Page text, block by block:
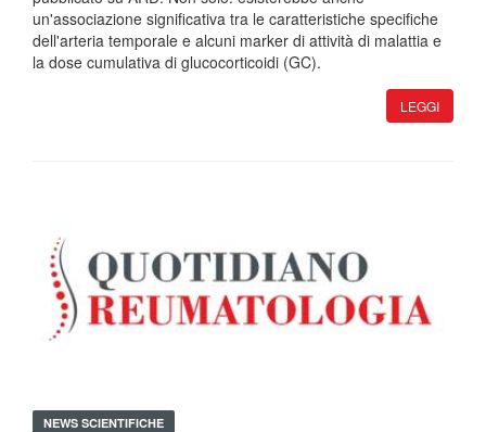
un'associazione significativa tra le caratteristiche specifiche
dell'arteria temporale e alcuni marker di attività di malattia e
la dose cumulativa di glucocorticoidi (GC).
LEGGI
NEWS SCIENTIFICHE